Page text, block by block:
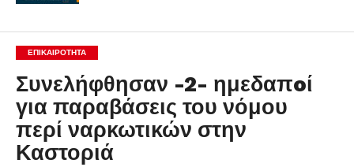
ΕΠΙΚΑΙΡΟΤΗΤΑ
Συνελήφθησαν -2- ημεδαπoί
για παραβάσεις του νόμου
περί ναρκωτικών στην
Καστοριά